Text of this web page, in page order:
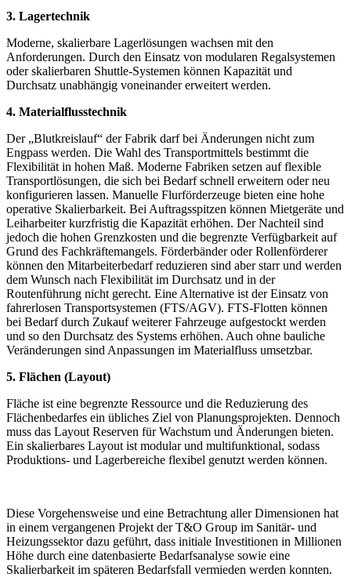
3. Lagertechnik
Moderne, skalierbare Lagerlösungen wachsen mit den
Anforderungen. Durch den Einsatz von modularen Regalsystemen
oder skalierbaren Shuttle-Systemen können Kapazität und
Durchsatz unabhängig voneinander erweitert werden.
4. Materialflusstechnik
Der „Blutkreislauf“ der Fabrik darf bei Änderungen nicht zum
Engpass werden. Die Wahl des Transportmittels bestimmt die
Flexibilität in hohen Maß. Moderne Fabriken setzen auf flexible
Transportlösungen, die sich bei Bedarf schnell erweitern oder neu
konfigurieren lassen. Manuelle Flurförderzeuge bieten eine hohe
operative Skalierbarkeit. Bei Auftragsspitzen können Mietgeräte und
Leiharbeiter kurzfristig die Kapazität erhöhen. Der Nachteil sind
jedoch die hohen Grenzkosten und die begrenzte Verfügbarkeit auf
Grund des Fachkräftemangels. Förderbänder oder Rollenförderer
können den Mitarbeiterbedarf reduzieren sind aber starr und werden
dem Wunsch nach Flexibilität im Durchsatz und in der
Routenführung nicht gerecht. Eine Alternative ist der Einsatz von
fahrerlosen Transportsystemen (FTS/AGV). FTS-Flotten können
bei Bedarf durch Zukauf weiterer Fahrzeuge aufgestockt werden
und so den Durchsatz des Systems erhöhen. Auch ohne bauliche
Veränderungen sind Anpassungen im Materialfluss umsetzbar.
5. Flächen (Layout)
Fläche ist eine begrenzte Ressource und die Reduzierung des
Flächenbedarfes ein übliches Ziel von Planungsprojekten. Dennoch
muss das Layout Reserven für Wachstum und Änderungen bieten.
Ein skalierbares Layout ist modular und multifunktional, sodass
Produktions- und Lagerbereiche flexibel genutzt werden können.
Diese Vorgehensweise und eine Betrachtung aller Dimensionen hat
in einem vergangenen Projekt der T&O Group im Sanitär- und
Heizungssektor dazu geführt, dass initiale Investitionen in Millionen
Höhe durch eine datenbasierte Bedarfsanalyse sowie eine
Skalierbarkeit im späteren Bedarfsfall vermieden werden konnten.